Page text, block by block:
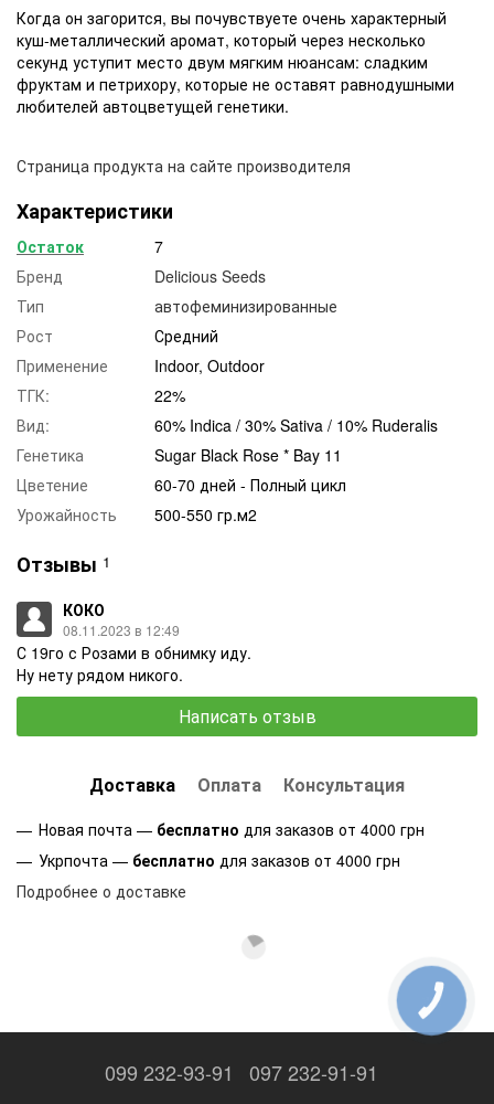
Когда он загорится, вы почувствуете очень характерный
куш-металлический аромат, который через несколько
секунд уступит место двум мягким нюансам: сладким
фруктам и петрихору, которые не оставят равнодушными
любителей автоцветущей генетики.
Страница продукта на сайте производителя
Характеристики
Остаток
7
Бренд
Delicious Seeds
Тип
автофеминизированные
Рост
Средний
Применение
Indoor, Outdoor
ТГК:
22%
Вид:
60% Indica / 30% Sativa / 10% Ruderalis
Генетика
Sugar Black Rose * Bay 11
Цветение
60-70 дней - Полный цикл
Урожайность
500-550 гр.м2
Отзывы 1
КОКО
08.11.2023 в 12:49
С 19го с Розами в обнимку иду.
Ну нету рядом никого.
Написать отзыв
Доставка Оплата Консультация
Новая почта — бесплатно для заказов от 4000 грн
Укрпочта — бесплатно для заказов от 4000 грн
Подробнее о доставке
099 232-93-91 097 232-91-91
КНОПКА
ЗВ'ЯЗКУ